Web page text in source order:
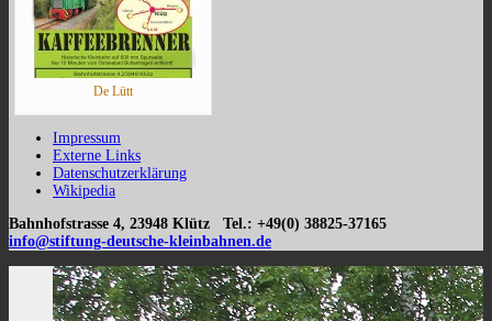
De Lütt
Impressum
Externe Links
Datenschutzerklärung
Wikipedia
Bahnhofstrasse 4, 23948 Klütz Tel.: +49(0) 38825-37165
info@stiftung-deutsche-kleinbahnen.de